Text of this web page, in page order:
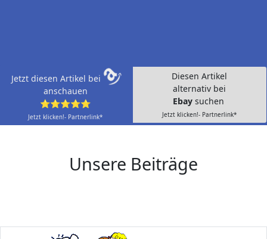
Jetzt diesen Artikel bei
anschauen
⭐⭐⭐⭐⭐
Jetzt klicken!- Partnerlink*
Diesen Artikel
alternativ bei
Ebay suchen
Jetzt klicken!- Partnerlink*
Unsere Beiträge